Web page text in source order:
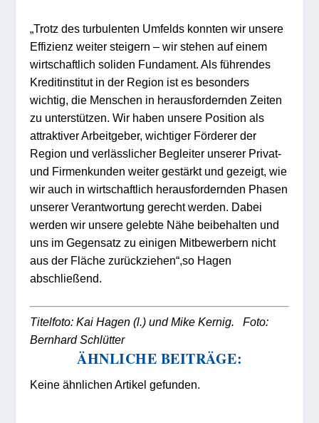
„Trotz des turbulenten Umfelds konnten wir unsere
Effizienz weiter steigern – wirstehenauf einem
wirtschaftlich soliden Fundament. Alsführendes
Kreditinstitutin der Region ist es besonders
wichtig, die Menschen in herausfordernden Zeiten
zu unterstützen. Wir haben unsere Position als
attraktiver Arbeitgeber, wichtiger Förderer der
Region und verlässlicher Begleiter unserer Privat-
und Firmenkunden weiter gestärkt und gezeigt, wie
wir auch in wirtschaftlich herausfordernden Phasen
unserer Verantwortung gerechtwerden. Dabei
werden wir unsere gelebte Nähe beibehalten und
uns im Gegensatz zu einigen Mitbewerbern nicht
aus der Fläche zurückziehen“,so Hagen
abschließend.
Titelfoto: Kai Hagen (l.) und Mike Kernig. Foto:
Bernhard Schlütter
ÄHNLICHE BEITRÄGE:
Keine ähnlichen Artikel gefunden.